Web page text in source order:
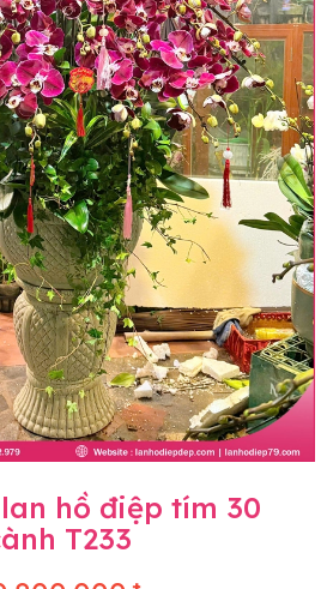
hồ điệp tím 30
T233